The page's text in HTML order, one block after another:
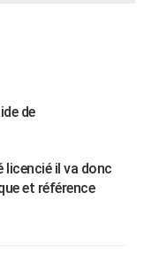
de
il va donc
et référence